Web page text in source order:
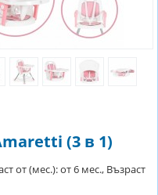
(3 в 1)
от (мес.): от 6 мес., Възраст